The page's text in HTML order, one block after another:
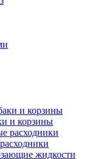
и корзины